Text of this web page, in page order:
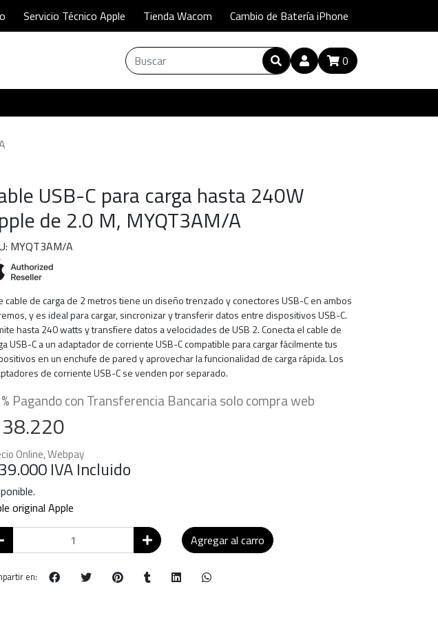
Servicio Técnico Apple Tienda Wacom Cambio de Batería iPhone
0
USB-C para carga hasta 240W
de 2.0 M, MYQT3AM/A
MYQT3AM/A
cable de carga de 2 metros tiene un diseño trenzado y conectores USB-C en ambos
y es ideal para cargar, sincronizar y transferir datos entre dispositivos USB-C.
hasta 240 watts y transfiere datos a velocidades de USB 2. Conecta el cable de
USB-C a un adaptador de corriente USB-C compatible para cargar fácilmente tus
en un enchufe de pared y aprovechar la funcionalidad de carga rápida. Los
de corriente USB-C se venden por separado.
Pagando con Transferencia Bancaria solo compra web
Online, Webpay
IVA Incluido
original Apple
Agregar al carro
en: